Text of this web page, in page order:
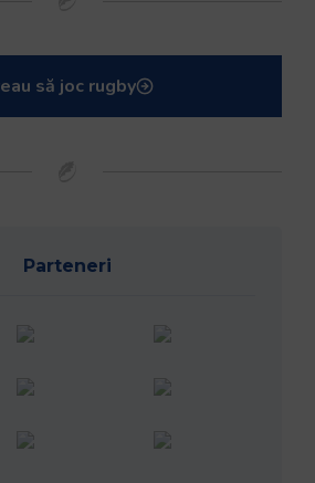
să joc rugby
Parteneri